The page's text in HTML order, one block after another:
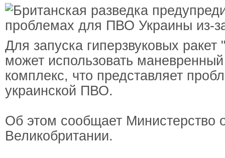
Для запуска гиперзвуковых
может использовать
комплекс, что представляет
украинской ПВО.
Об этом сообщает Министерство
Великобритании.